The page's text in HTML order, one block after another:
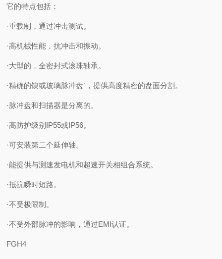
它的特点包括：
·重载制，通过冲击测试。
·高机械性能，抗冲击和振动。
·大型的，全密封式滚珠轴承。
·精确的镍或玻璃脉冲盘`，提供高度精密的盘面分割。
·脉冲盘和扫描器是分离的。
·高防护级别IP55或IP56。
·可安装第二个延伸轴。
·能提供与测速发电机和超速开关相组合系统。
·抵抗瞬时短路。
·不受极限制。
·不受外部脉冲的影响，通过EMI认证。
FGH4